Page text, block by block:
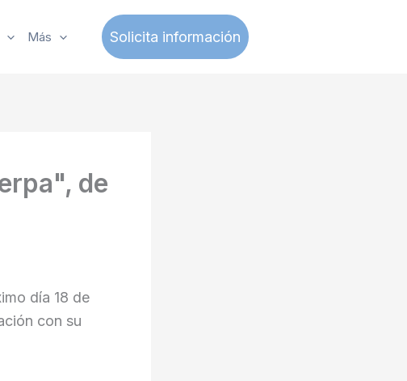
Más Solicita información
de
día 18 de
con su